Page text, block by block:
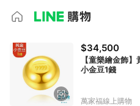
$34,500
【童樂繪金飾
小金豆1錢
萬家福線上購物